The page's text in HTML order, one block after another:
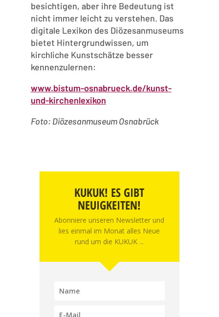
besichtigen, aber ihre Bedeutung ist
nicht immer leicht zu verstehen. Das
digitale Lexikon des Diözesanmuseums
bietet Hintergrundwissen, um
kirchliche Kunstschätze besser
kennenzulernen:
www.bistum-osnabrueck.de/kunst-
und-kirchenlexikon
Foto: Diözesanmuseum Osnabrück
KUKUK! ES GIBT
NEUIGKEITEN!
Abonniere unseren Newsletter und
lies einmal im Monat alles Neue
rund um die KUKUK ...